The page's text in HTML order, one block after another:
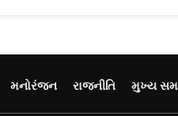
મનોરંજન રાજનીતિ મુખ્ય